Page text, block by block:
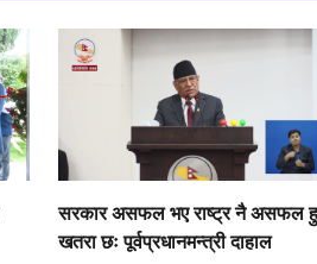
सरकार असफल भए राष्ट्र नै असफल
खतरा छः पूर्वप्रधानमन्त्री दाहाल